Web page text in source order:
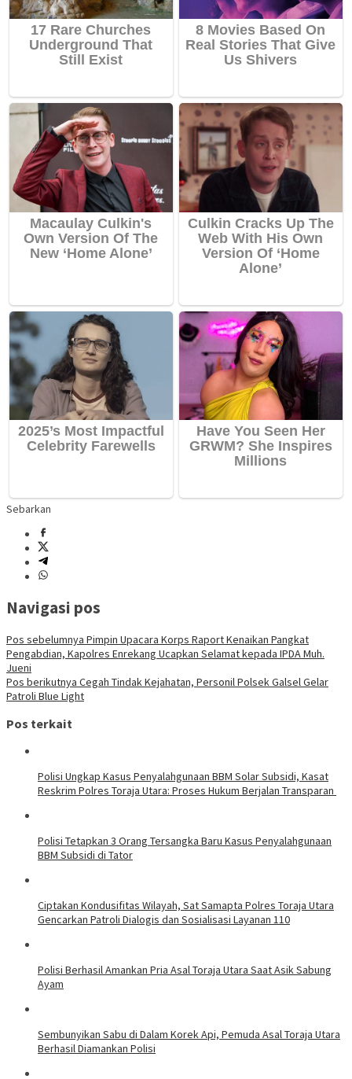
Sebarkan
Navigasi pos
Pos sebelumnya Pimpin Upacara Korps Raport Kenaikan Pangkat
Pengabdian, Kapolres Enrekang Ucapkan Selamat kepada IPDA Muh.
Jueni
Pos berikutnya Cegah Tindak Kejahatan, Personil Polsek Galsel Gelar
Patroli Blue Light
Pos terkait
Polisi Ungkap Kasus Penyalahgunaan BBM Solar Subsidi, Kasat
Reskrim Polres Toraja Utara: Proses Hukum Berjalan Transparan
Polisi Tetapkan 3 Orang Tersangka Baru Kasus Penyalahgunaan
BBM Subsidi di Tator
Ciptakan Kondusifitas Wilayah, Sat Samapta Polres Toraja Utara
Gencarkan Patroli Dialogis dan Sosialisasi Layanan 110
Polisi Berhasil Amankan Pria Asal Toraja Utara Saat Asik Sabung
Ayam
Sembunyikan Sabu di Dalam Korek Api, Pemuda Asal Toraja Utara
Berhasil Diamankan Polisi